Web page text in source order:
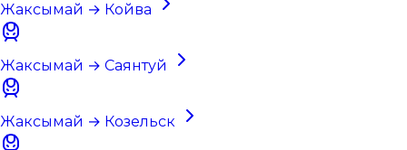
Жаксымай → Койва
Жаксымай → Саянтуй
Жаксымай → Козельск